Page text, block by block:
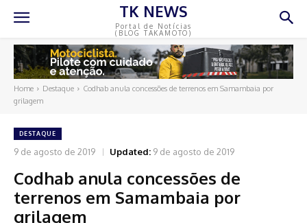
TK NEWS
Portal de Notícias
(BLOG TAKAMOTO)
Home Destaque
Codhab anula concessões de terrenos em Samambaia por
grilagem
DESTAQUE
9 de agosto de 2019 Updated: 9 de agosto de 2019
Codhab anula concessões de
terrenos em Samambaia por
grilagem